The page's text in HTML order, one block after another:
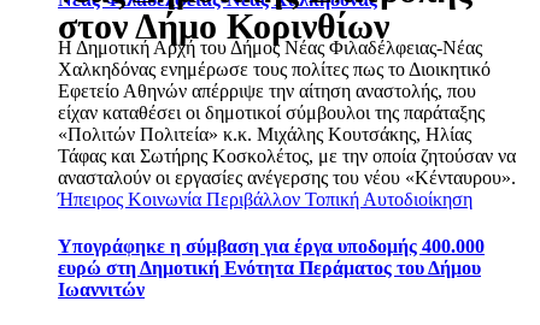
Η Δημοτική Αρχή του Δήμος Νέας Φιλαδέλφειας-Νέας
Χαλκηδόνας ενημέρωσε τους πολίτες πως το Διοικητικό
Εφετείο Αθηνών απέρριψε την αίτηση αναστολής, που
είχαν καταθέσει οι δημοτικοί σύμβουλοι της παράταξης
«Πολιτών Πολιτεία» κ.κ. Μιχάλης Κουτσάκης, Ηλίας
Τάφας και Σωτήρης Κοσκολέτος, με την οποία ζητούσαν να
ανασταλούν οι εργασίες ανέγερσης του νέου «Κένταυρου».
Ήπειρος Κοινωνία Περιβάλλον Τοπική Αυτοδιοίκηση
Υπογράφηκε η σύμβαση για έργα υποδομής 400.000
ευρώ στη Δημοτική Ενότητα Περάματος του Δήμου
Ιωαννιτών
στον Δήμο Κορινθίων